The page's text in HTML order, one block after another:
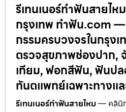
รีเทนเนอร์ทำฟันสายไ
กรุงเทพ ทำฟัน.com
กรรมครบวงจรในกรุง
ตรวจสุขภาพช่องปาก,
เทียม, ฟอกสีฟัน, ฟันป
ทันตแพทย์เฉพาะทางแ
รีเทนเนอร์ทำฟันสายไหม— คลินิ